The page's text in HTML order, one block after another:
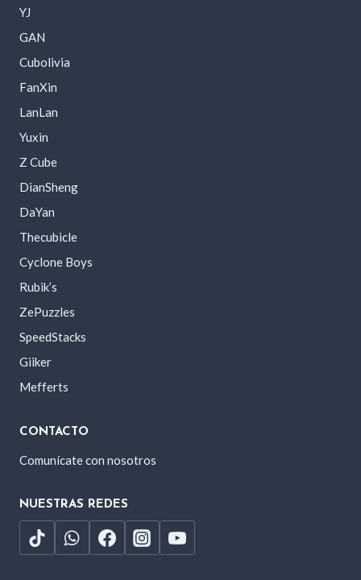
YJ
GAN
Cubolivia
FanXin
LanLan
Yuxin
Z Cube
DianSheng
DaYan
Thecubicle
Cyclone Boys
Rubik’s
ZePuzzles
SpeedStacks
Giiker
Mefferts
CONTACTO
Comunícate con nosotros
NUESTRAS REDES